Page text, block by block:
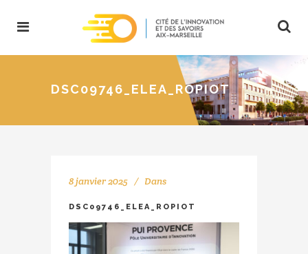
DSC09746_ELEA_ROPIOT
8 janvier 2025 Dans
DSC09746_ELEA_ROPIOT